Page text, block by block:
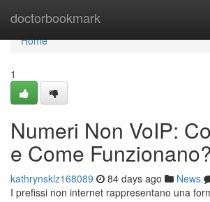
doctorbookmark
Home
Home
1
Numeri Non VoIP:
e Come Funzionano?
kathrynsklz168089 84 days ago News
I prefissi non internet rappresentano una